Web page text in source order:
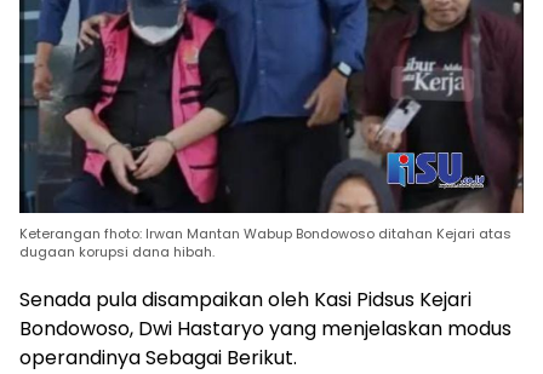
Keterangan fhoto: Irwan Mantan Wabup Bondowoso ditahan Kejari atas
dugaan korupsi dana hibah.
Senada pula disampaikan oleh Kasi Pidsus Kejari
Bondowoso, Dwi Hastaryo yang menjelaskan modus
operandinya Sebagai Berikut.